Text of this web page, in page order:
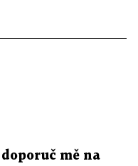
mě na